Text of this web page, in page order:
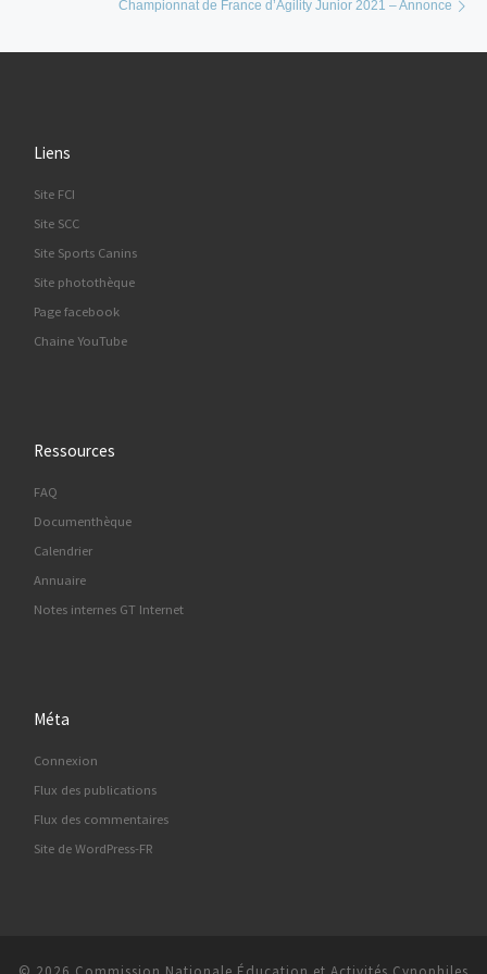
Championnat de France d’Agility Junior 2021 – Annonce
Liens
Site FCI
Site SCC
Site Sports Canins
Site photothèque
Page facebook
Chaine YouTube
Ressources
FAQ
Documenthèque
Calendrier
Annuaire
Notes internes GT Internet
Méta
Connexion
Flux des publications
Flux des commentaires
Site de WordPress-FR